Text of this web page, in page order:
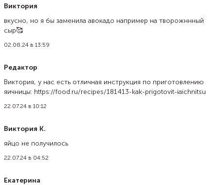
Виктория
вкусно, но я бы заменила авокадо например на творожннный
сыр🥰
02.08.24 в 13:59
Редактор
Виктория, у нас есть отличная инструкция по приготовлению
яичницы: https://food.ru/recipes/181413-kak-prigotovit-iaichnitsu
22.07.24 в 10:12
Виктория К.
яйцо не получилось
22.07.24 в 04:52
Екатерина